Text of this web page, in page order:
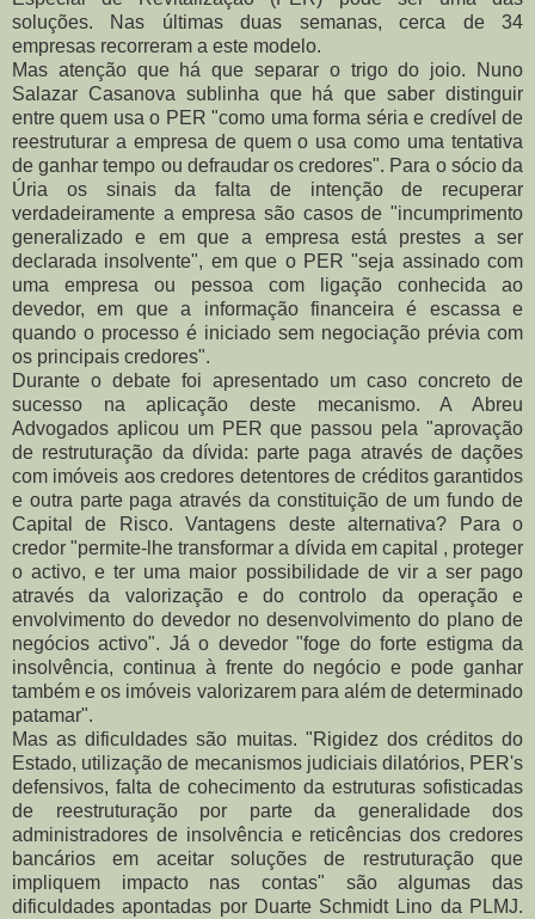
soluções. Nas últimas duas semanas, cerca de 34
empresas recorreram a este modelo.
Mas atenção que há que separar o trigo do joio. Nuno
Salazar Casanova sublinha que há que saber distinguir
entre quem usa o PER "como uma forma séria e credível de
reestruturar a empresa de quem o usa como uma tentativa
de ganhar tempo ou defraudar os credores". Para o sócio da
Úria os sinais da falta de intenção de recuperar
verdadeiramente a empresa são casos de "incumprimento
generalizado e em que a empresa está prestes a ser
declarada insolvente", em que o PER "seja assinado com
uma empresa ou pessoa com ligação conhecida ao
devedor, em que a informação financeira é escassa e
quando o processo é iniciado sem negociação prévia com
os principais credores".
Durante o debate foi apresentado um caso concreto de
sucesso na aplicação deste mecanismo. A Abreu
Advogados aplicou um PER que passou pela "aprovação
de restruturação da dívida: parte paga através de dações
com imóveis aos credores detentores de créditos garantidos
e outra parte paga através da constituição de um fundo de
Capital de Risco. Vantagens deste alternativa? Para o
credor "permite-lhe transformar a dívida em capital , proteger
o activo, e ter uma maior possibilidade de vir a ser pago
através da valorização e do controlo da operação e
envolvimento do devedor no desenvolvimento do plano de
negócios activo". Já o devedor "foge do forte estigma da
insolvência, continua à frente do negócio e pode ganhar
também e os imóveis valorizarem para além de determinado
patamar".
Mas as dificuldades são muitas. "Rigidez dos créditos do
Estado, utilização de mecanismos judiciais dilatórios, PER's
defensivos, falta de cohecimento da estruturas sofisticadas
de reestruturação por parte da generalidade dos
administradores de insolvência e reticências dos credores
bancários em aceitar soluções de restruturação que
impliquem impacto nas contas" são algumas das
dificuldades apontadas por Duarte Schmidt Lino da PLMJ.